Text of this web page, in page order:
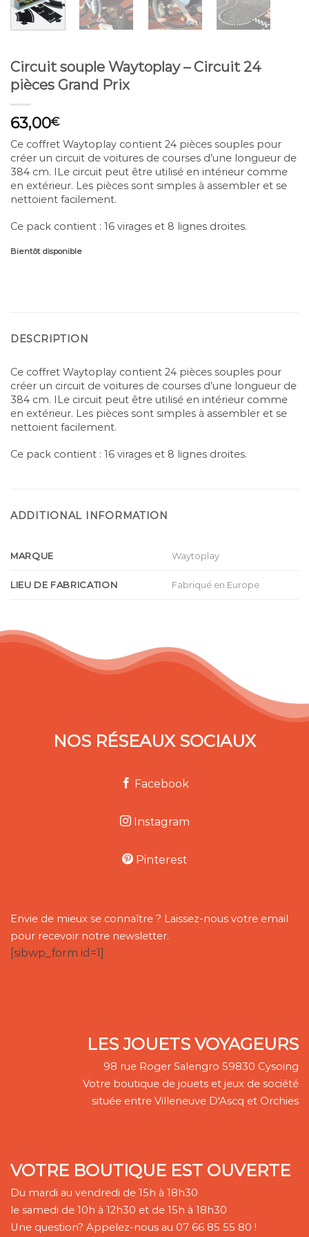
Circuit souple Waytoplay – Circuit 24
pièces Grand Prix
63,00€
Ce coffret Waytoplay contient 24 pièces souples pour
créer un circuit de voitures de courses d’une longueur de
384 cm. ILe circuit peut être utilisé en intérieur comme
en extérieur. Les pièces sont simples à assembler et se
nettoient facilement.
Ce pack contient : 16 virages et 8 lignes droites.
Bientôt disponible
DESCRIPTION
Ce coffret Waytoplay contient 24 pièces souples pour
créer un circuit de voitures de courses d’une longueur de
384 cm. ILe circuit peut être utilisé en intérieur comme
en extérieur. Les pièces sont simples à assembler et se
nettoient facilement.
Ce pack contient : 16 virages et 8 lignes droites.
ADDITIONAL INFORMATION
MARQUE Waytoplay
LIEU DE FABRICATION Fabriqué en Europe
NOS RÉSEAUX SOCIAUX
Facebook
Instagram
Pinterest
Envie de mieux se connaître ? Laissez-nous votre email
pour recevoir notre newsletter.
[sibwp_form id=1]
LES JOUETS VOYAGEURS
98 rue Roger Salengro 59830 Cysoing
Votre boutique de jouets et jeux de société
située entre Villeneuve D'Ascq et Orchies
VOTRE BOUTIQUE EST OUVERTE
Du mardi au vendredi de 15h à 18h30
le samedi de 10h à 12h30 et de 15h à 18h30
Une question? Appelez-nous au 07 66 85 55 80 !